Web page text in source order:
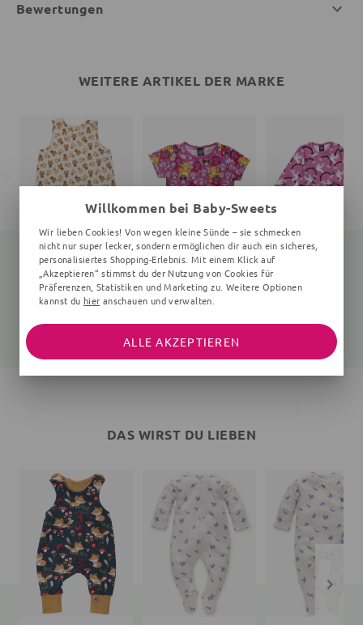
Bewertungen
WEITERE ARTIKEL DER MARKE
Schlafsack Bär Teddy
creme
33,95 €
T-Shirt
Affen
DAS WIRST DU LIEBEN
Willkommen bei Baby-Sweets
Wir lieben Cookies! Von wegen kleine Sünde – sie schmecken
nicht nur super lecker, sondern ermöglichen dir auch ein sicheres,
personalisiertes Shopping-Erlebnis. Mit einem Klick auf
„Akzeptieren“ stimmst du der Nutzung von Cookies für
Präferenzen, Statistiken und Marketing zu. Weitere Optionen
kannst du hier anschauen und verwalten.
ALLE AKZEPTIEREN